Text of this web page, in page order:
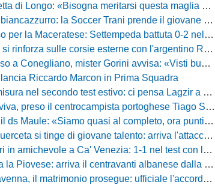
Longo: «Bisogna meritarsi questa maglia ogni singolo giorno»
la Soccer Trani prende il giovane attaccante ex Monopoli
la Maceratese: Settempeda battuta 0-2 nella ripresa
rinforza sulle corsie esterne con l'argentino Rotela
mister Gorini avvisa: «Visti buoni spunti, ma c'è ancora tanto da lavorare»
lancia Riccardo Marcon in Prima Squadra
secondo test estivo: ci pensa Lagzir a piegare l'Equipe Campania
preso il centrocampista portoghese Tiago Santos
«Siamo quasi al completo, ora puntiamo sugli esterni d'attacco»
si tinge di giovane talento: arriva l'attaccante Lucchesi
a Ca' Venezia: 1-1 nel test con la Primavera lagunare
Piovese: arriva il centravanti albanese dalla serie D
il matrimonio prosegue: ufficiale l'accordo quinquennale per l'attacco